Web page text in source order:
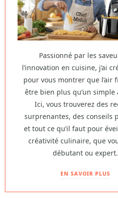
Passionné par les
l’innovation en cuisine, j’ai
pour vous montrer que l’air
être bien plus qu’un simple
Ici, vous trouverez des
surprenantes, des conseils
et tout ce qu’il faut pour
créativité culinaire, que
débutant ou expert.
EN SAVOIR PLUS